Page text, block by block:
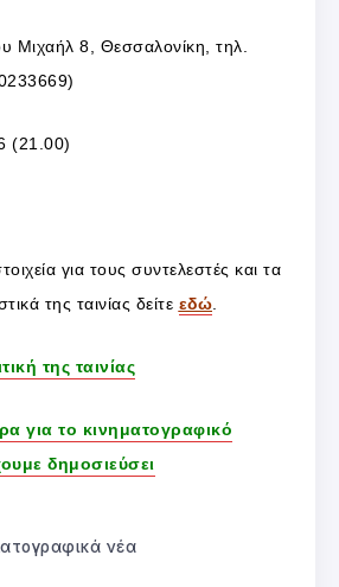
Μιχαήλ 8, Θεσσαλονίκη, τηλ.
(21.00)
για τους συντελεστές και τα
της ταινίας δείτε εδώ
της ταινίας
για το κινηματογραφικό
δημοσιεύσει
νέα